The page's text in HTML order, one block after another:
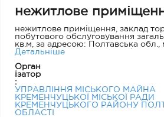
нежитлове
нежитлове приміщення, заклад
побутового обслуговування загальною площею 35,1
кв.м, за адресою: Полтавська обл., м.
Маслова Академіка, буд. 15/4,
Детальніше
Орган
ізатор
:
УПРАВЛІННЯ МІСЬКОГО МАЙНА
КРЕМЕНЧУЦЬКОЇ МІСЬКОЇ РАДИ
КРЕМЕНЧУЦЬКОГО РАЙОНУ
ОБЛАСТІ